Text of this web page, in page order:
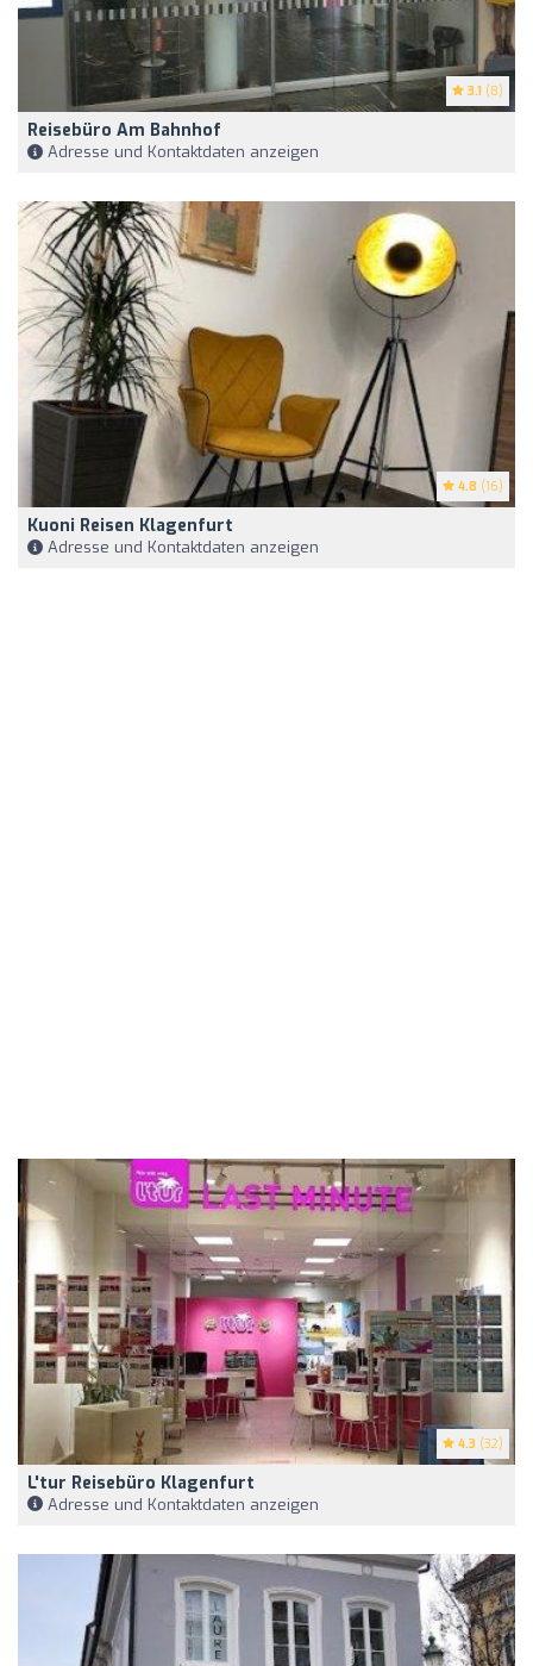
3.1 (8)
Reisebüro Am Bahnhof
Adresse und Kontaktdaten anzeigen
4.8 (16)
Kuoni Reisen Klagenfurt
Adresse und Kontaktdaten anzeigen
4.3 (32)
L'tur Reisebüro Klagenfurt
Adresse und Kontaktdaten anzeigen